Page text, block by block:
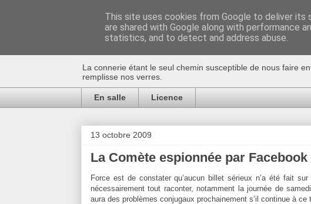
Au bistro !
La connerie étant le seul chemin susceptible de nous faire
remplisse nos verres.
En salle Licence
13 octobre 2009
La Comète espionnée par Facebook
Force est de constater qu’aucun billet sérieux n’a été fait
nécessairement tout raconter, notamment la journée de
aura des problèmes conjugaux prochainement s’il continue à ce
This site uses cookies from Google to deliver its
are shared with Google along with performance
statistics, and to detect and address abuse.